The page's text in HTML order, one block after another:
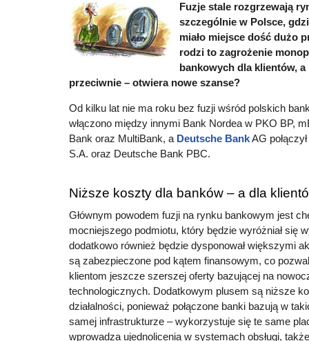
Fuzje stale rozgrzewają
szczególnie w Polsce,
miało miejsce dość dużo
rodzi to zagrożenie
bankowych dla klientów,
przeciwnie – otwiera nowe szanse?
Od kilku lat nie ma roku bez fuzji wśród polskich
włączono między innymi Bank Nordea w PKO BP,
Bank oraz MultiBank, a Deutsche BankAG
S.A. oraz Deutsche Bank PBC.
Niższe koszty dla banków – a dla
Głównym powodem fuzji na rynku bankowym jest
mocniejszego podmiotu, który będzie wyróżniał się
dodatkowo również będzie dysponował większymi
są zabezpieczone pod kątem finansowym, co
klientom jeszcze szerszej oferty bazującej na
technologicznych. Dodatkowym plusem są niższe
działalności, ponieważ połączone banki bazują w
samej infrastrukturze – wykorzystuje się te same
wprowadza ujednolicenia w systemach obsługi,